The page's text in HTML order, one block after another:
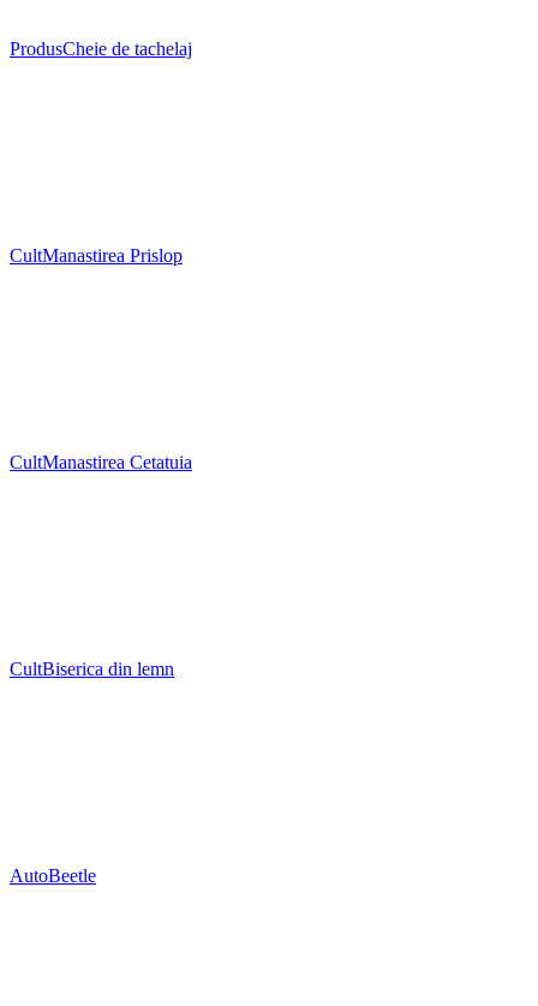
ProdusCheie de tachelaj
CultManastirea Prislop
CultManastirea Cetatuia
CultBiserica din lemn
AutoBeetle